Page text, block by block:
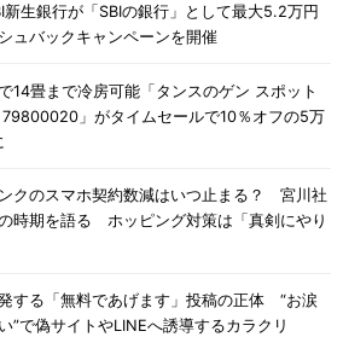
生銀行が「SBIの銀行」として最大5.2万円
ュバックキャンペーンを開催
14畳まで冷房可能「タンスのゲン スポット
79800020」がタイムセールで10％オフの5万
クのスマホ契約数減はいつ止まる？ 宮川社
時期を語る ホッピング対策は「真剣にやり
する「無料であげます」投稿の正体 “お涙
”で偽サイトやLINEへ誘導するカラクリ